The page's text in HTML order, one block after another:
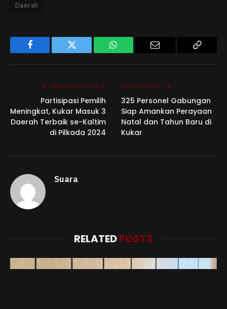
Daerah
Facebook Twitter WhatsApp Email
Copy
PREVIOUS ARTICLE
Partisipasi Pemilih
Meningkat, Kukar Masuk 3
Daerah Terbaik se-Kaltim
di Pilkada 2024
NEXT ARTICLE
325 Personel Gabungan
Siap Amankan Perayaan
Natal dan Tahun Baru di
Kukar
Suara
RELATEDPOSTS